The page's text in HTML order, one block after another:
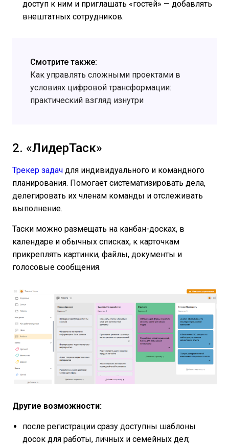
доступ к ним и приглашать «гостей» — добавлять
внештатных сотрудников.
Смотрите также:
Как управлять сложными проектами в
условиях цифровой трансформации:
практический взгляд изнутри
2. «ЛидерТаск»
Трекер задач для индивидуального и командного
планирования. Помогает систематизировать дела,
делегировать их членам команды и отслеживать
выполнение.
Таски можно размещать на канбан-досках, в
календаре и обычных списках, к карточкам
прикреплять картинки, файлы, документы и
голосовые сообщения.
Другие возможности:
после регистрации сразу доступны шаблоны
досок для работы, личных и семейных дел;